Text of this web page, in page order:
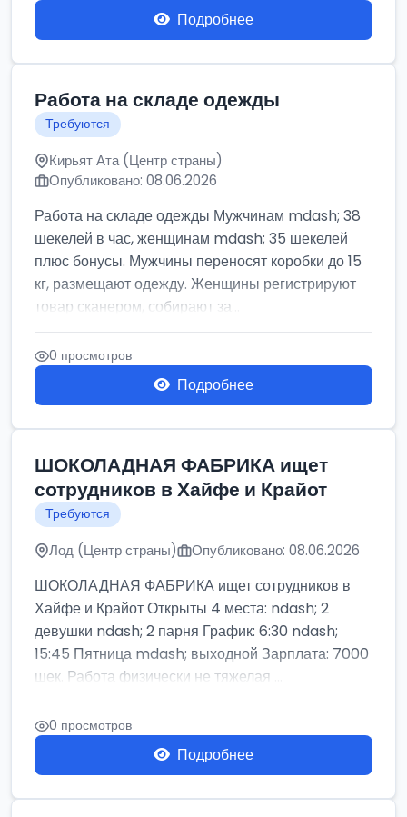
Подробнее
Работа на складе одежды
Требуются
Кирьят Ата (Центр страны)
Опубликовано: 08.06.2026
Работа на складе одежды Мужчинам mdash; 38
шекелей в час, женщинам mdash; 35 шекелей
плюс бонусы. Мужчины переносят коробки до 15
кг, размещают одежду. Женщины регистрируют
товар сканером, собирают за...
0 просмотров
Подробнее
ШОКОЛАДНАЯ ФАБРИКА ищет
сотрудников в Хайфе и Крайот
Требуются
Лод (Центр страны) Опубликовано: 08.06.2026
ШОКОЛАДНАЯ ФАБРИКА ищет сотрудников в
Хайфе и Крайот Открыты 4 места: ndash; 2
девушки ndash; 2 парня График: 6:30 ndash;
15:45 Пятница mdash; выходной Зарплата: 7000
шек. Работа физически не тяжелая ...
0 просмотров
Подробнее